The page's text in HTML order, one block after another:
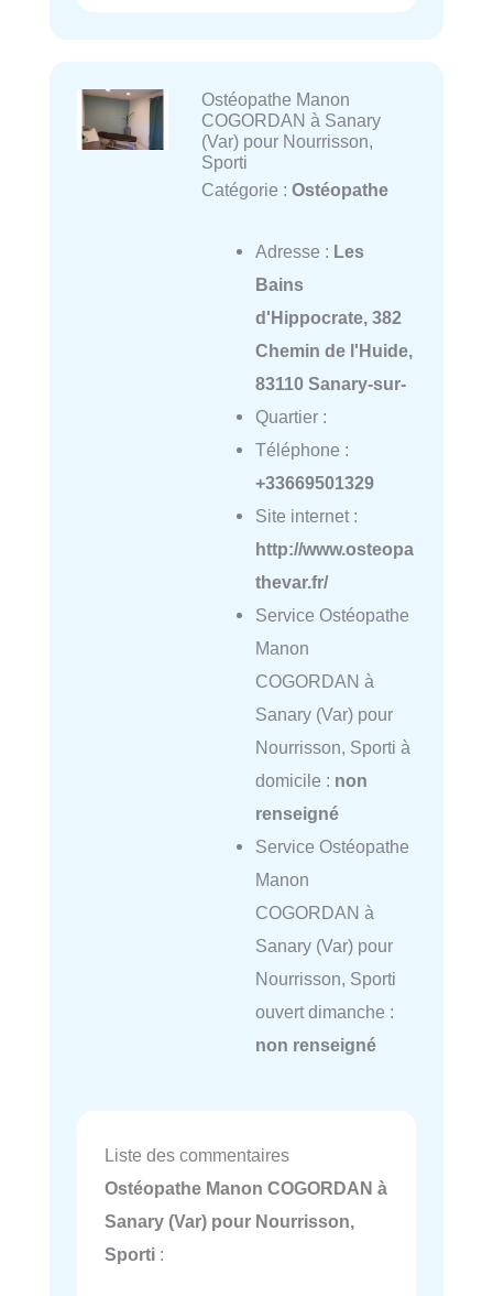
Ostéopathe Manon
COGORDAN à Sanary
(Var) pour Nourrisson,
Sporti
Catégorie : Ostéopathe
Adresse : Les
Bains
d'Hippocrate, 382
Chemin de l'Huide,
83110 Sanary-sur-
Quartier :
Téléphone :
+33669501329
Site internet :
http://www.osteopa
thevar.fr/
Service Ostéopathe
Manon
COGORDAN à
Sanary (Var) pour
Nourrisson, Sporti à
domicile : non
renseigné
Service Ostéopathe
Manon
COGORDAN à
Sanary (Var) pour
Nourrisson, Sporti
ouvert dimanche :
non renseigné
Liste des commentaires
Ostéopathe Manon COGORDAN à
Sanary (Var) pour Nourrisson,
Sporti :